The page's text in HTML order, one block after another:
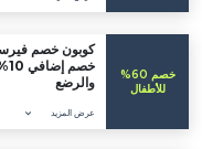
خصم إضافي 10%
والرضع